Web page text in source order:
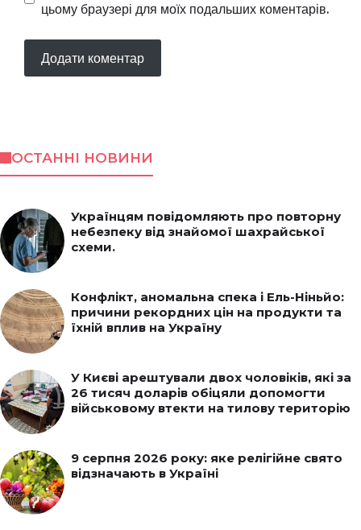
цьому браузері для моїх подальших коментарів.
ОСТАННІ НОВИНИ
Українцям повідомляють про повторну
небезпеку від знайомої шахрайської
схеми.
Конфлікт, аномальна спека і Ель-Ніньйо:
причини рекордних цін на продукти та
їхній вплив на Україну
У Києві арештували двох чоловіків, які за
26 тисяч доларів обіцяли допомогти
військовому втекти на тилову територію
9 серпня 2026 року: яке релігійне свято
відзначають в Україні